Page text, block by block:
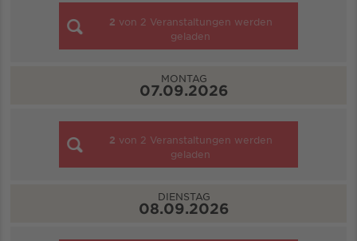
2 von 2 Veranstaltungen werden
geladen
MONTAG
07.09.2026
2 von 2 Veranstaltungen werden
geladen
DIENSTAG
08.09.2026